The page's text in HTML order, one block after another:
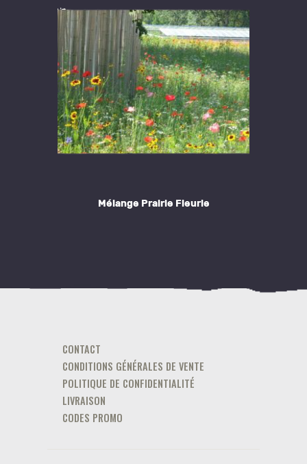
Mélange Prairie Fleurie
CONTACT
CONDITIONS GÉNÉRALES DE VENTE
POLITIQUE DE CONFIDENTIALITÉ
LIVRAISON
CODES PROMO